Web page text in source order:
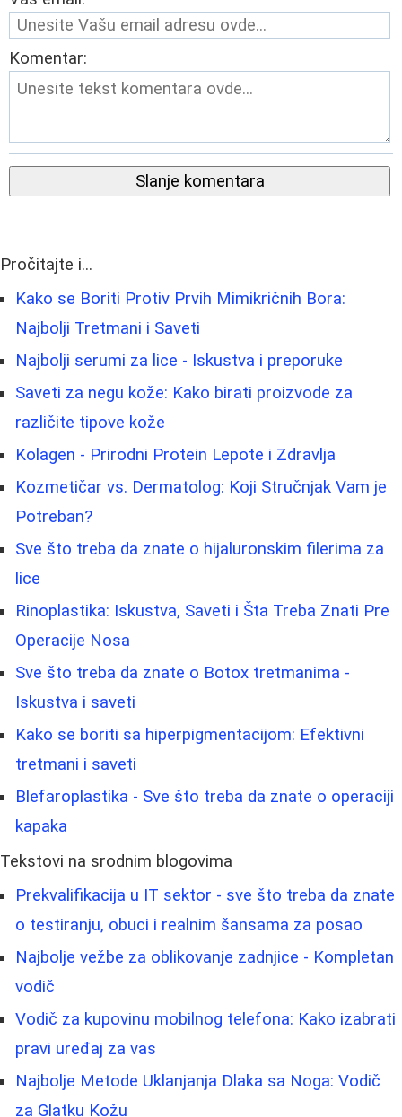
Komentar:
Slanje komentara
Pročitajte i...
Kako se Boriti Protiv Prvih Mimikričnih Bora:
Najbolji Tretmani i Saveti
Najbolji serumi za lice - Iskustva i preporuke
Saveti za negu kože: Kako birati proizvode za
različite tipove kože
Kolagen - Prirodni Protein Lepote i Zdravlja
Kozmetičar vs. Dermatolog: Koji Stručnjak Vam je
Potreban?
Sve što treba da znate o hijaluronskim filerima za
lice
Rinoplastika: Iskustva, Saveti i Šta Treba Znati Pre
Operacije Nosa
Sve što treba da znate o Botox tretmanima -
Iskustva i saveti
Kako se boriti sa hiperpigmentacijom: Efektivni
tretmani i saveti
Blefaroplastika - Sve što treba da znate o operaciji
kapaka
Tekstovi na srodnim blogovima
Prekvalifikacija u IT sektor - sve što treba da znate
o testiranju, obuci i realnim šansama za posao
Najbolje vežbe za oblikovanje zadnjice - Kompletan
vodič
Vodič za kupovinu mobilnog telefona: Kako izabrati
pravi uređaj za vas
Najbolje Metode Uklanjanja Dlaka sa Noga: Vodič
za Glatku Kožu